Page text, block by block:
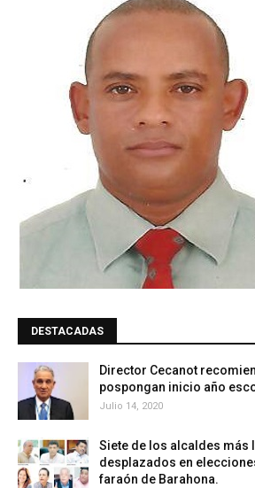
DESTACADAS
Director Cecanot
pospongan inicio año
Julio 14, 2020
Siete de los alcaldes más
desplazados en
faraón de Barahona.